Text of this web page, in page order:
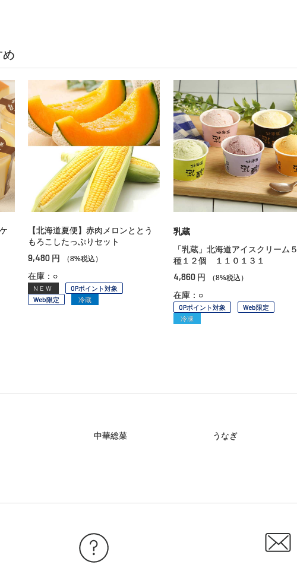
め
【北海道夏便】赤肉メロンととう
もろこしたっぷりセット
9,480 円 （8%税込）
在庫：○
NEW
OPポイント対象
Web限定
冷蔵
乳蔵
「乳蔵」北海道アイスクリーム５
種１２個 １１０１３１
4,860 円 （8%税込）
在庫：○
OPポイント対象
Web限定
冷凍
中華総菜 うなぎ